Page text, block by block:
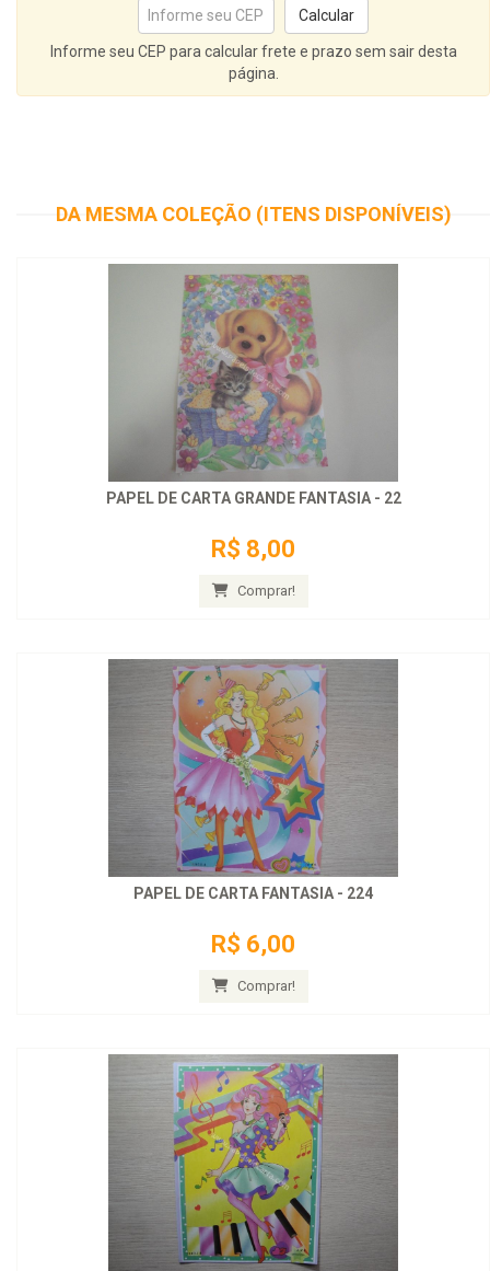
Informe seu CEP para calcular frete e prazo sem sair desta
página.
DA MESMA COLEÇÃO (ITENS DISPONÍVEIS)
PAPEL DE CARTA GRANDE FANTASIA - 22
R$ 8,00
Comprar!
PAPEL DE CARTA FANTASIA - 224
R$ 6,00
Comprar!